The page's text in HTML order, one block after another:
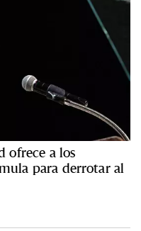
ofrece a los
para derrotar al